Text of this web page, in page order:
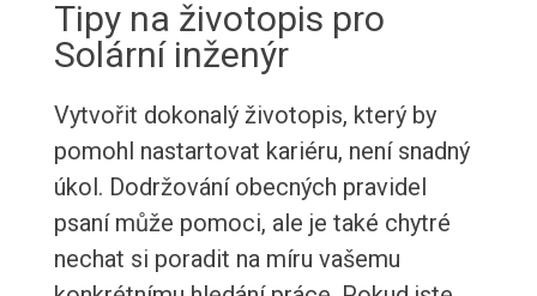
Tipy na životopis pro
Solární inženýr
Vytvořit dokonalý životopis, který by
pomohl nastartovat kariéru, není snadný
úkol. Dodržování obecných pravidel
psaní může pomoci, ale je také chytré
nechat si poradit na míru vašemu